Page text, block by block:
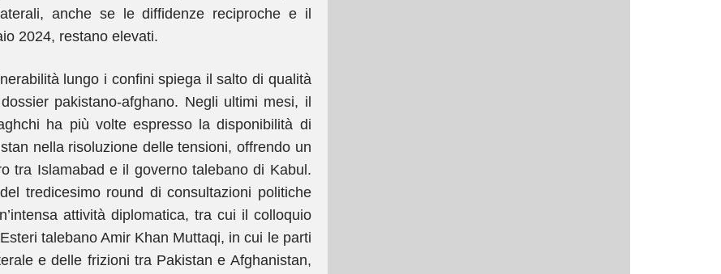
anche se le diffidenze reciproche e il
2024, restano elevati.
lungo i confini spiega il salto di qualità
pakistano-afghano. Negli ultimi mesi, il
ha più volte espresso la disponibilità di
nella risoluzione delle tensioni, offrendo un
tra Islamabad e il governo talebano di Kabul.
tredicesimo round di consultazioni politiche
attività diplomatica, tra cui il colloquio
talebano Amir Khan Muttaqi, in cui le parti
e delle frizioni tra Pakistan e Afghanistan,